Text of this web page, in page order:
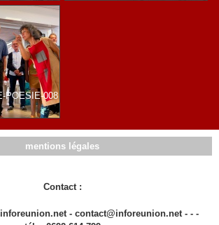
POESIE-008
mentions légales
Contact :
- contact@inforeunion.net - - -